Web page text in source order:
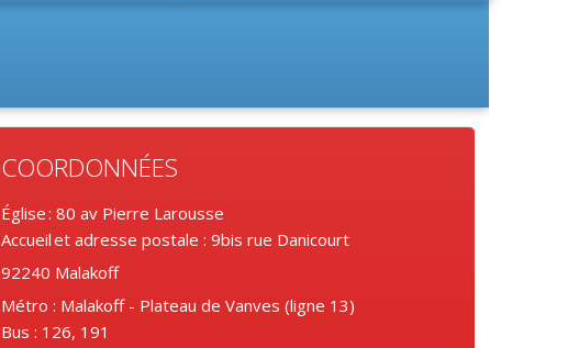
COORDONNÉES
Église : 80 av Pierre Larousse
Accueil et adresse postale : 9bis rue Danicourt
92240 Malakoff
Métro : Malakoff - Plateau de Vanves (ligne 13)
Bus : 126, 191